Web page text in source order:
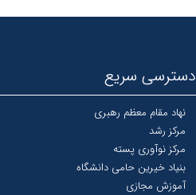
دسترسی سریع
نهاد مقام معظم رهبری
مرکز رشد
مرکز نوآوری پسته
بنیاد خیرین حامی دانشگاه
آموزش مجازی